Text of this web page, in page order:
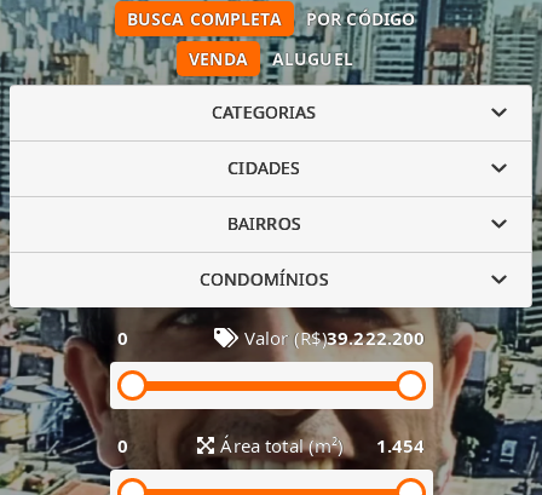
VENDA ALUGUEL
BUSCA COMPLETA POR CÓDIGO
CATEGORIAS
CIDADES
BAIRROS
CONDOMÍNIOS
0 Valor (R$)39.222.200
0 Área total (m²) 1.454